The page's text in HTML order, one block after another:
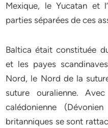
Mexique, le Yucatan et
parties séparées de ces
Baltica était constituée
et les payes
Nord, le Nord de la
suture ouralienne.
calédonienne
britanniques se sont